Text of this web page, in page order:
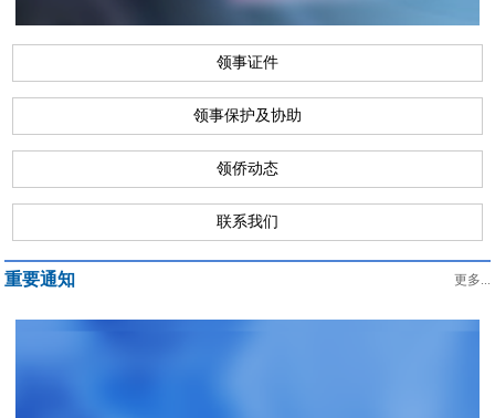
领事证件
领事保护及协助
领侨动态
联系我们
重要通知 更多...